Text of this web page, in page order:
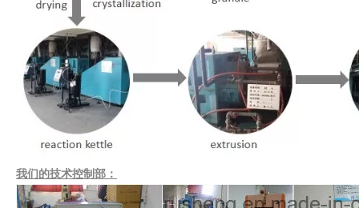
我们的技术控制部：